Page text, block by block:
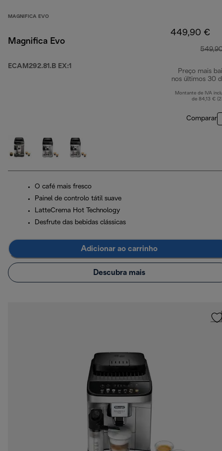
MAGNIFICA EVO
Magnifica Evo
ECAM292.81.B EX:1
449,90 €
Preço mais
nos últimos 30
Montante de IVA
de 84,13 €
Comparar
O café mais fresco
Painel de controlo tátil suave
LatteCrema Hot Technology
Desfrute das bebidas clássicas
Adicionar ao carrinho
Descubra mais